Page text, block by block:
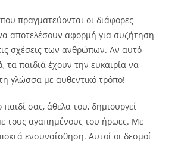
πραγματεύονται οι διάφορες
αποτελέσουν αφορμή για συζήτηση
σχέσεις των ανθρώπων. Αν αυτό
τα παιδιά έχουν την ευκαιρία να
γλώσσα με αυθεντικό τρόπο!
σας, άθελα του, δημιουργεί
τους αγαπημένους του ήρωες. Με
ενσυναίσθηση. Αυτοί οι δεσμοί